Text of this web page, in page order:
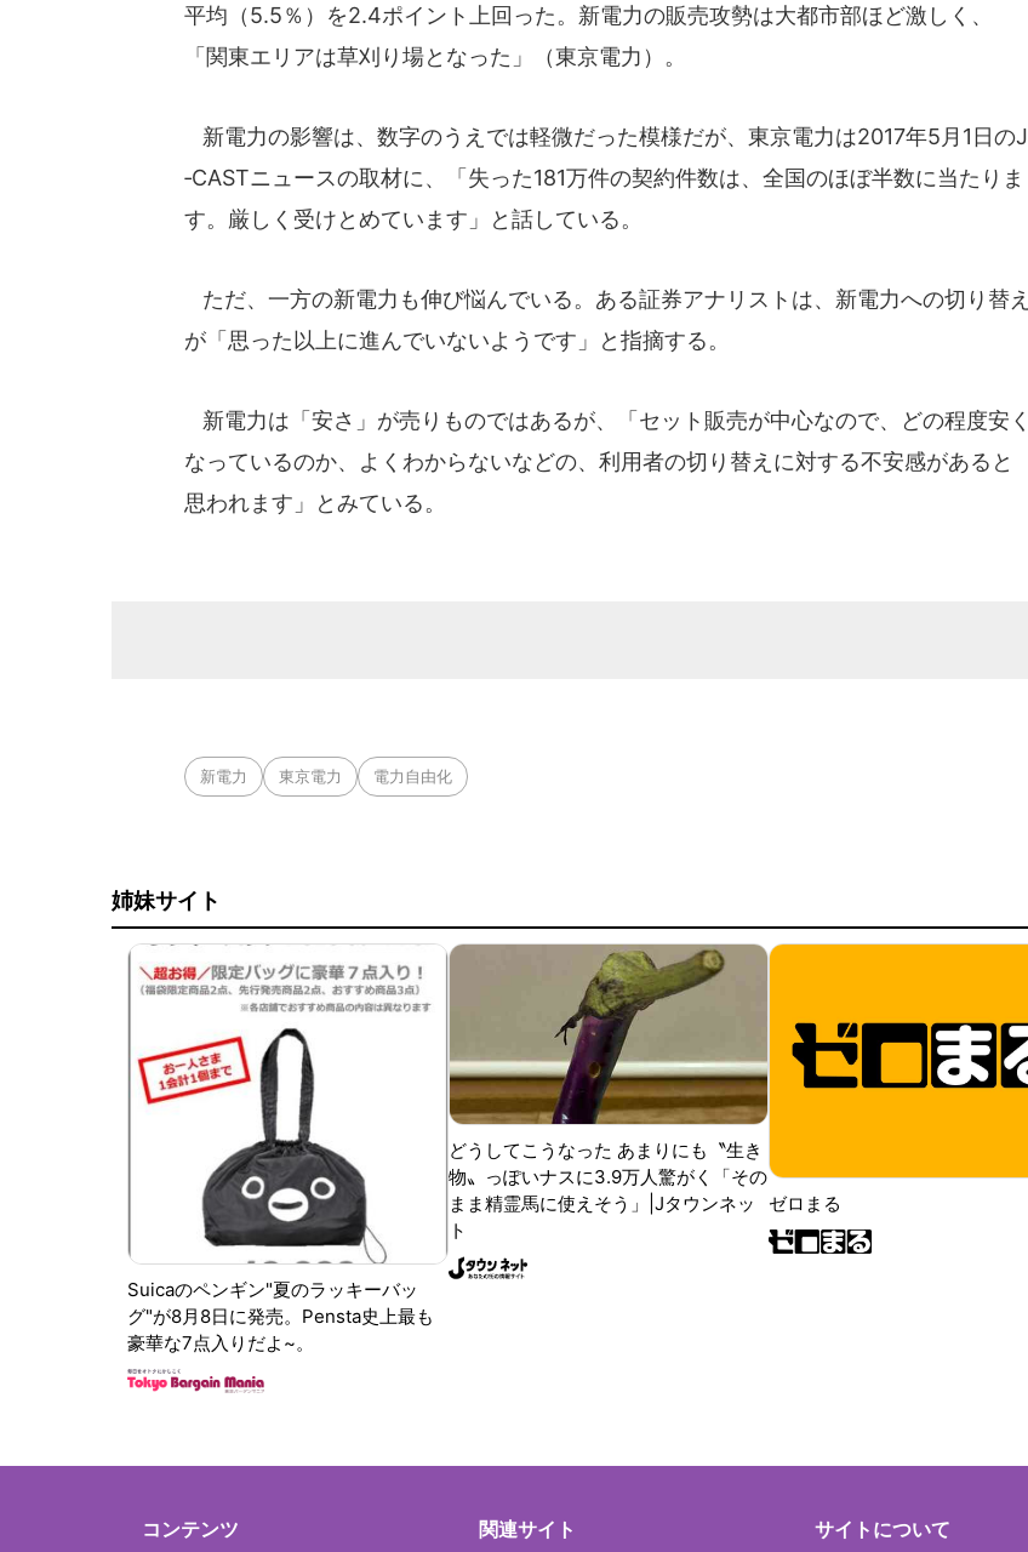
平均（5.5％）を2.4ポイント上回った。新電力の販売攻勢は大都市部ほど激しく、
「関東エリアは草刈り場となった」（東京電力）。
新電力の影響は、数字のうえでは軽微だった模様だが、東京電力は2017年5月1日のJ
‐CASTニュースの取材に、「失った181万件の契約件数は、全国のほぼ半数に当たりま
す。厳しく受けとめています」と話している。
ただ、一方の新電力も伸び悩んでいる。ある証券アナリストは、新電力への切り替え
が「思った以上に進んでいないようです」と指摘する。
新電力は「安さ」が売りものではあるが、「セット販売が中心なので、どの程度安く
なっているのか、よくわからないなどの、利用者の切り替えに対する不安感があると
思われます」とみている。
新電力 東京電力 電力自由化
姉妹サイト
Suicaのペンギン"夏のラッキーバッ
グ"が8月8日に発売。Pensta史上最も
豪華な7点入りだよ~。
どうしてこうなった あまりにも〝生き
物〟っぽいナスに3.9万人驚がく「その
まま精霊馬に使えそう」|Jタウンネッ
ト
ゼロまる
コンテンツ 関連サイト サイトについて